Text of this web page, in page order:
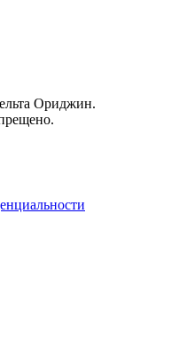
Ориджин.